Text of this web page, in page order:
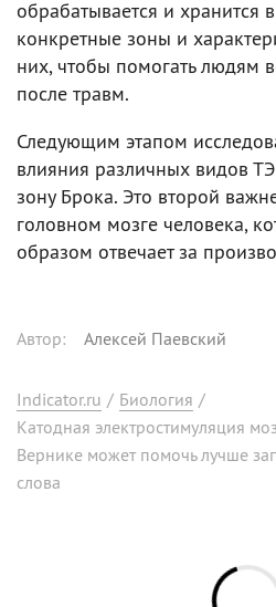
обрабатывается и хранится
конкретные зоны и
них, чтобы помогать людям
после травм.
Следующим этапом
влияния различных видов
зону Брока. Это второй
головном мозге человека,
образом отвечает за
Автор: Алексей Паевский
Indicator.ru / Биология /
Катодная электростимуляция
Вернике может помочь лучше
слова